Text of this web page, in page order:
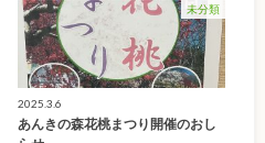
未分類
2025.3.6
あんきの森花桃まつり開催のおし